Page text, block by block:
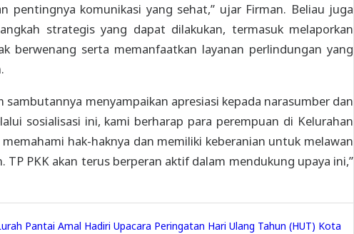
pentingnya komunikasi yang sehat,” ujar Firman. Beliau juga
strategis yang dapat dilakukan, termasuk melaporkan
berwenang serta memanfaatkan layanan perlindungan yang
sambutannya menyampaikan apresiasi kepada narasumber dan
sosialisasi ini, kami berharap para perempuan di Kelurahan
hak-haknya dan memiliki keberanian untuk melawan
TP PKK akan terus berperan aktif dalam mendukung upaya ini,”
Pantai Amal Hadiri Upacara Peringatan Hari Ulang Tahun (HUT) Kota